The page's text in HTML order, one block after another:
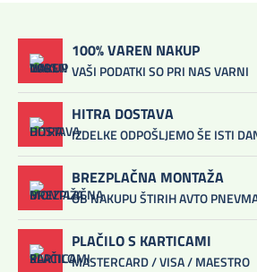
100% VAREN NAKUP
VAŠI PODATKI SO PRI NAS VARNI
HITRA DOSTAVA
IZDELKE ODPOŠLJEMO ŠE ISTI
BREZPLAČNA MONTAŽA
OB NAKUPU ŠTIRIH AVTO
PLAČILO S KARTICAMI
MASTERCARD / VISA / MAESTRO